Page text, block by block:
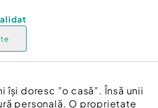
își doresc ”o casă”. Însă unii
personală. O proprietate